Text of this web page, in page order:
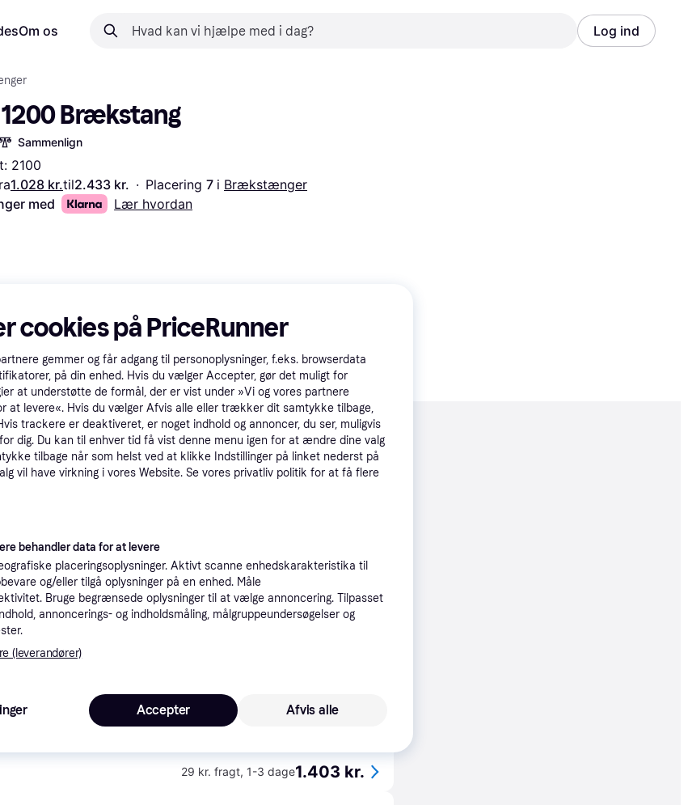
Om os Log ind
Brækstang
Sammenlign
2100
1.028 kr.til2.433 kr. · Placering 7 i Brækstænger
med
Lær hvordan
Promoveret
Laveste pris·59 kr. fragt ,1-3 dage 1.028 kr.
29 kr. fragt, 1-3 dage1.403 kr.
cookies på PriceRunner
gemmer og får adgang til personoplysninger, f.eks. browserdata
på din enhed. Hvis du vælger Accepter, gør det muligt for
at understøtte de formål, der er vist under »Vi og vores partnere
at levere«. Hvis du vælger Afvis alle eller trækker dit samtykke tilbage,
trackere er deaktiveret, er noget indhold og annoncer, du ser, muligvis
dig. Du kan til enhver tid få vist denne menu igen for at ændre dine valg
tilbage når som helst ved at klikke Indstillinger på linket nederst på
vil have virkning i vores Website. Se vores privatliv politik for at få flere
behandler data for at levere
placeringsoplysninger. Aktivt scanne enhedskarakteristika til
og/eller tilgå oplysninger på en enhed. Måle
Bruge begrænsede oplysninger til at vælge annoncering. Tilpasset
annoncerings- og indholdsmåling, målgruppeundersøgelser og
(leverandører)
Afvis alle
Accepter